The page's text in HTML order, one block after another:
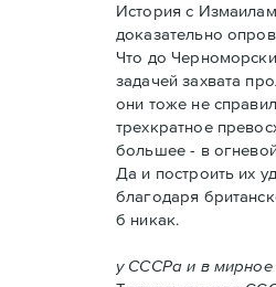
История с
доказательно
Что до
задачей захвата
они тоже не
трехкратное
большее - в
Да и построить их
благодаря
б никак.
у СССРа и в мирное